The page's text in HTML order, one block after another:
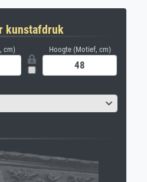
kunstafdruk
cm) Hoogte (Motief, cm)